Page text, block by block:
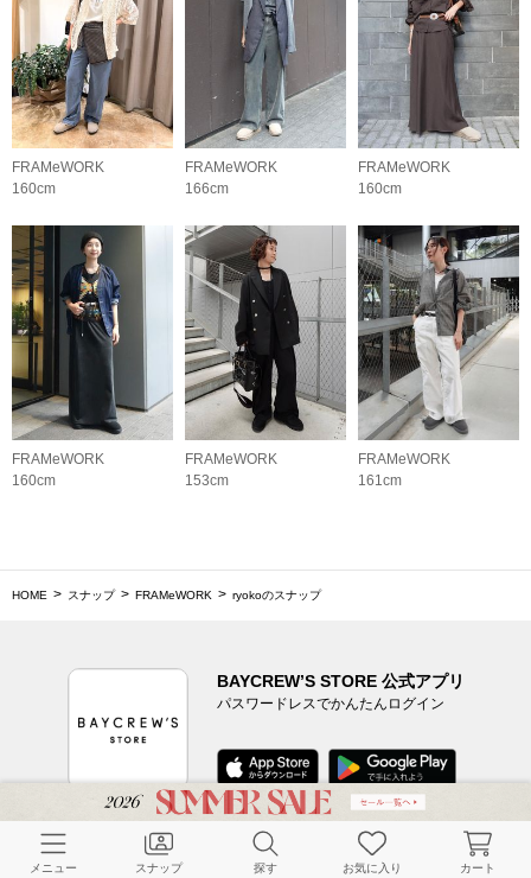
FRAMeWORK
160cm
FRAMeWORK
166cm
FRAMeWORK
160cm
FRAMeWORK
160cm
FRAMeWORK
153cm
FRAMeWORK
161cm
HOME スナップ FRAMeWORK ryokoのスナップ
BAYCREW’S STORE 公式アプリ
パスワードレスでかんたんログイン
CUSTOMER SERVICE
メニュー スナップ 探す お気に入り カート